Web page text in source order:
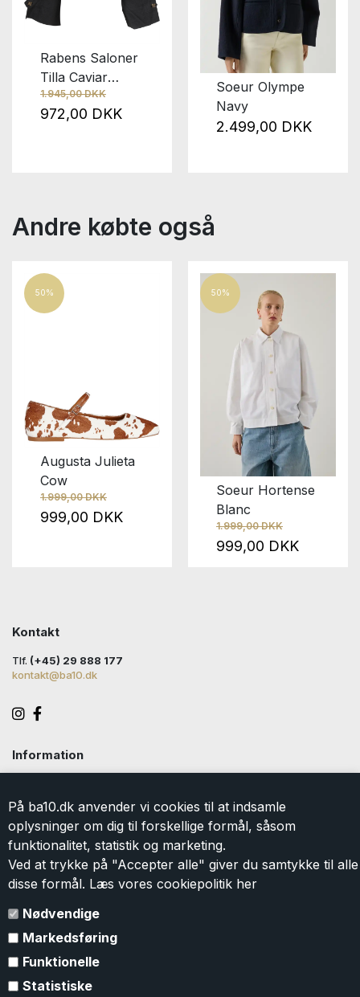
På ba10.dk anvender vi cookies til at indsamle
oplysninger om dig til forskellige formål, såsom
funktionalitet, statistik og marketing.
Ved at trykke på "Accepter alle" giver du samtykke til alle
disse formål. Læs vores cookiepolitik her
Nødvendige
Markedsføring
Funktionelle
Statistiske
Rabens Saloner
Tilla Caviar
Black
1.945,00 DKK
972,00 DKK
Soeur Olympe
Navy
2.499,00 DKK
Andre købte også
50%
Augusta Julieta
Cow
1.999,00 DKK
999,00 DKK
50%
Soeur Hortense
Blanc
1.999,00 DKK
999,00 DKK
Kontakt
Tlf. (+45) 29 888 177
kontakt@ba10.dk
Information
Levering
Returlabel
Persondatapolitik
Cookie
Om BA10
Gavekort
Tilmeld dig vores nyhedsbrev og modtag eksklusive tilbud og
nyheder i shoppen. Du kan til en hver tid